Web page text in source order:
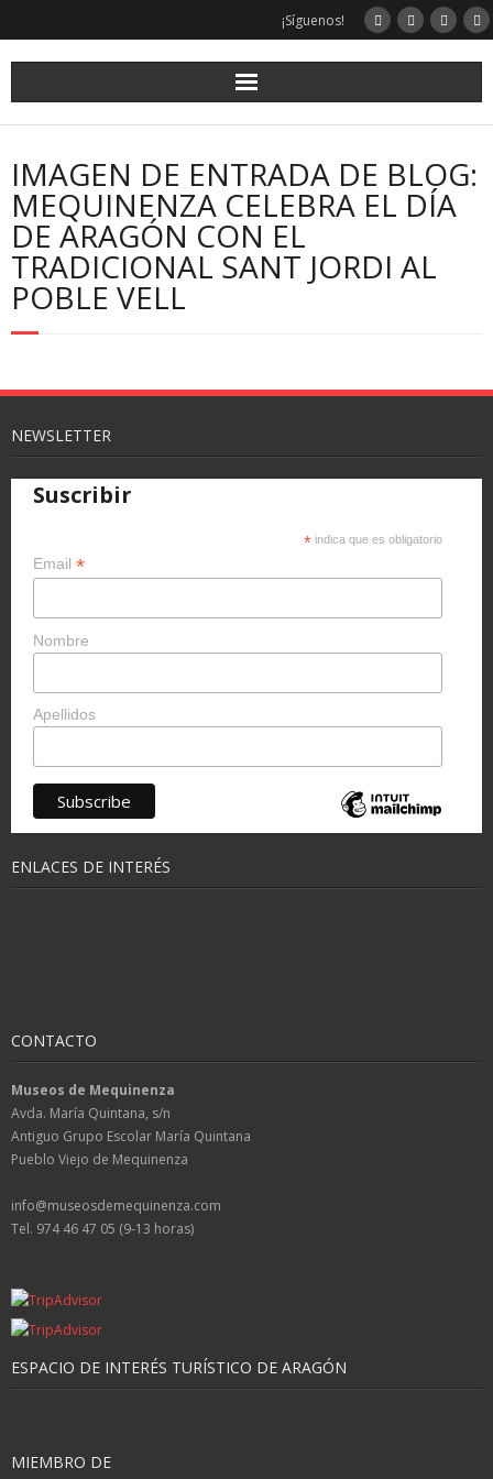
¡Síguenos!
IMAGEN DE ENTRADA DE BLOG:
MEQUINENZA CELEBRA EL DÍA
DE ARAGÓN CON EL
TRADICIONAL SANT JORDI AL
POBLE VELL
NEWSLETTER
Suscribir
* indica que es obligatorio
Email *
Nombre
Apellidos
ENLACES DE INTERÉS
CONTACTO
Museos de Mequinenza
Avda. María Quintana, s/n
Antiguo Grupo Escolar María Quintana
Pueblo Viejo de Mequinenza
info@museosdemequinenza.com
Tel. 974 46 47 05 (9-13 horas)
ESPACIO DE INTERÉS TURÍSTICO DE ARAGÓN
MIEMBRO DE